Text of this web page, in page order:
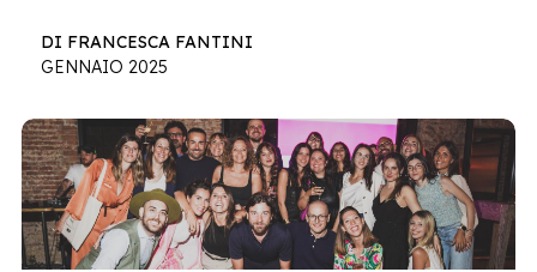
DI FRANCESCA FANTINI
GENNAIO 2025